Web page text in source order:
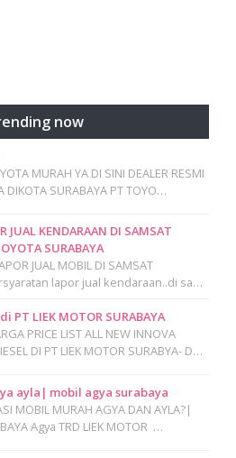
now
MURAH YA DI SINI DEALER RESMI
DIKOTA SURABAYA PT TOYO…
JUAL KENDARAAN DI SAMSAT
SURABAYA
JUAL MOBIL DI SAMSAT
lapor jual kendaraan..di sa…
PT LIEK MOTOR SURABAYA
PRICE LIST ALL NEW INNOVA
DI PT LIEK MOTOR SURABYA- D…
ayla| mobil agya surabaya
MOBIL MURAH AGYA DAN AYLA?|
Agya TRD LIEK MOTOR …